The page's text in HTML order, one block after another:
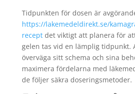
Tidpunkten för dosen är
https://lakemedeldirekt.se/
receptdet viktigt att planera för
gelen tas vid en lämplig tidpunkt.
överväga sitt schema och sina
maximera fördelarna med
de följer säkra doseringsmetoder.